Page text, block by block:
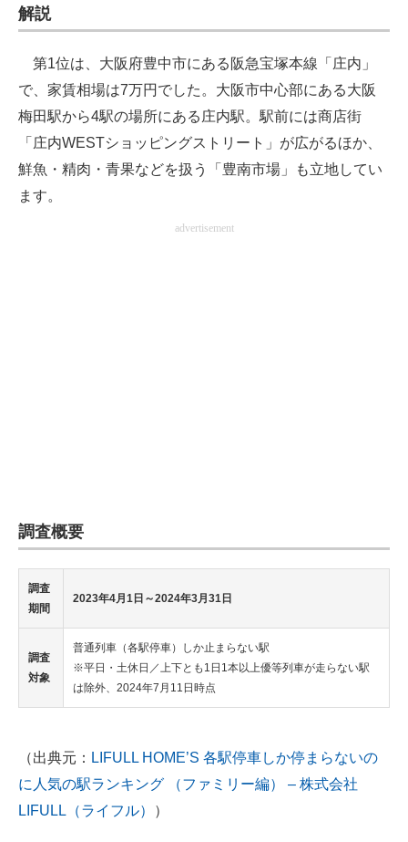
ITエンジニア向け専門サイト
企業向けIT製品の総合サイト
IT製品の技術・比較・事例
モノづくり技術者専門サイト
解説
第1位は、大阪府豊中市にある阪急宝塚本線「庄内」
で、家賃相場は7万円でした。大阪市中心部にある大阪
梅田駅から4駅の場所にある庄内駅。駅前には商店街
「庄内WESTショッピングストリート」が広がるほか、
鮮魚・精肉・青果などを扱う「豊南市場」も立地してい
ます。
advertisement
調査概要
調査
期間
2023年4月1日～2024年3月31日
調査
対象
普通列車（各駅停車）しか止まらない駅
※平日・土休日／上下とも1日1本以上優等列車が走らない駅
は除外、2024年7月11日時点
（出典元： LIFULL HOME’S 各駅停車しか停まらないの
に人気の駅ランキング （ファミリー編） – 株式会社
LIFULL（ライフル）
）